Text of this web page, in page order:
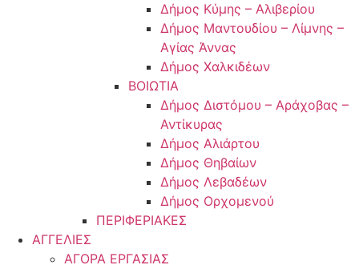
Δήμος Κύμης – Αλιβερίου
Δήμος Μαντουδίου – Λίμνης –
Αγίας Άννας
Δήμος Χαλκιδέων
ΒΟΙΩΤΙΑ
Δήμος Διστόμου – Αράχοβας –
Αντίκυρας
Δήμος Αλιάρτου
Δήμος Θηβαίων
Δήμος Λεβαδέων
Δήμος Ορχομενού
ΠΕΡΙΦΕΡΙΑΚΕΣ
ΑΓΓΕΛΙΕΣ
ΑΓΟΡΑ ΕΡΓΑΣΙΑΣ